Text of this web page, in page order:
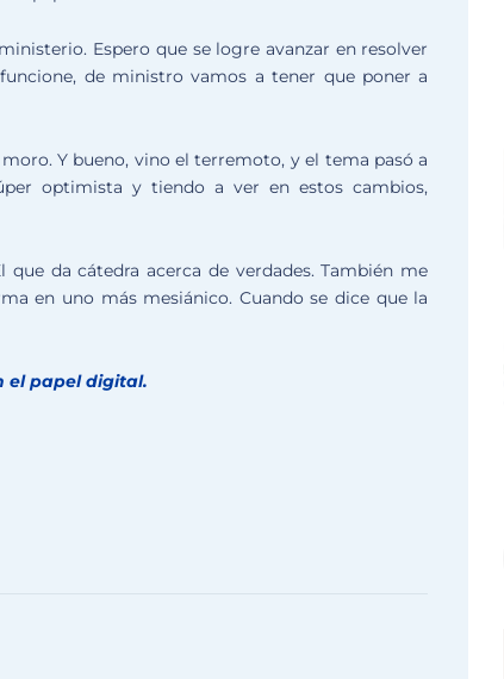
Espero que se logre avanzar en resolver
de ministro vamos a tener que poner a
Y bueno, vino el terremoto, y el tema pasó a
optimista y tiendo a ver en estos cambios,
da cátedra acerca de verdades. También me
en uno más mesiánico. Cuando se dice que la
el papel digital.